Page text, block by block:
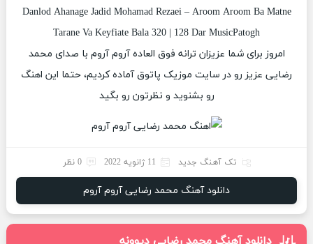
Danlod Ahanage Jadid Mohamad Rezaei – Aroom Aroom Ba Matne
Tarane Va Keyfiate Bala 320 | 128 Dar MusicPatogh
امروز برای شما عزیزان ترانه فوق العاده آروم آروم با صدای محمد
رضایی عزیز رو در سایت موزیک پاتوق آماده کردیم، حتما این اهنگ
رو بشنوید و نظرتون رو بگید
تک آهنگ جدید 11 ژانویه 2022 0 نظر
دانلود آهنگ محمد رضایی آروم آروم